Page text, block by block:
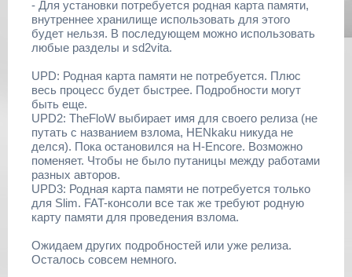
- Для установки потребуется родная карта памяти,
внутреннее хранилище использовать для этого
будет нельзя. В последующем можно использовать
любые разделы и sd2vita.
UPD: Родная карта памяти не потребуется. Плюс
весь процесс будет быстрее. Подробности могут
быть еще.
UPD2: TheFloW выбирает имя для своего релиза (не
путать с названием взлома, HENkaku никуда не
делся). Пока остановился на H-Encore. Возможно
поменяет. Чтобы не было путаницы между работами
разных авторов.
UPD3: Родная карта памяти не потребуется только
для Slim. FAT-консоли все так же требуют родную
карту памяти для проведения взлома.
Ожидаем других подробностей или уже релиза.
Осталось совсем немного.